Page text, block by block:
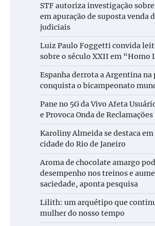
STF autoriza investigação
em apuração de suposta venda
judiciais
Luiz Paulo Foggetti convida
sobre o século XXII em “Homo
Espanha derrota a Argentina na
conquista o bicampeonato
Pane no 5G da Vivo Afeta
e Provoca Onda de Reclamações
Karoliny Almeida se destaca
cidade do Rio de Janeiro
Aroma de chocolate amargo
desempenho nos treinos e
saciedade, aponta pesquisa
Lilith: um arquétipo que
mulher do nosso tempo